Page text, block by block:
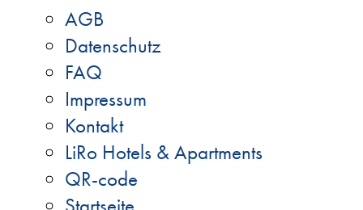
AGB
Datenschutz
FAQ
Impressum
Kontakt
LiRo Hotels & Apartments
QR-code